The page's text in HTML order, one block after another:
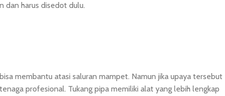
dan harus disedot dulu.
membantu atasi saluran mampet. Namun jika upaya tersebut
profesional. Tukang pipa memiliki alat yang lebih lengkap